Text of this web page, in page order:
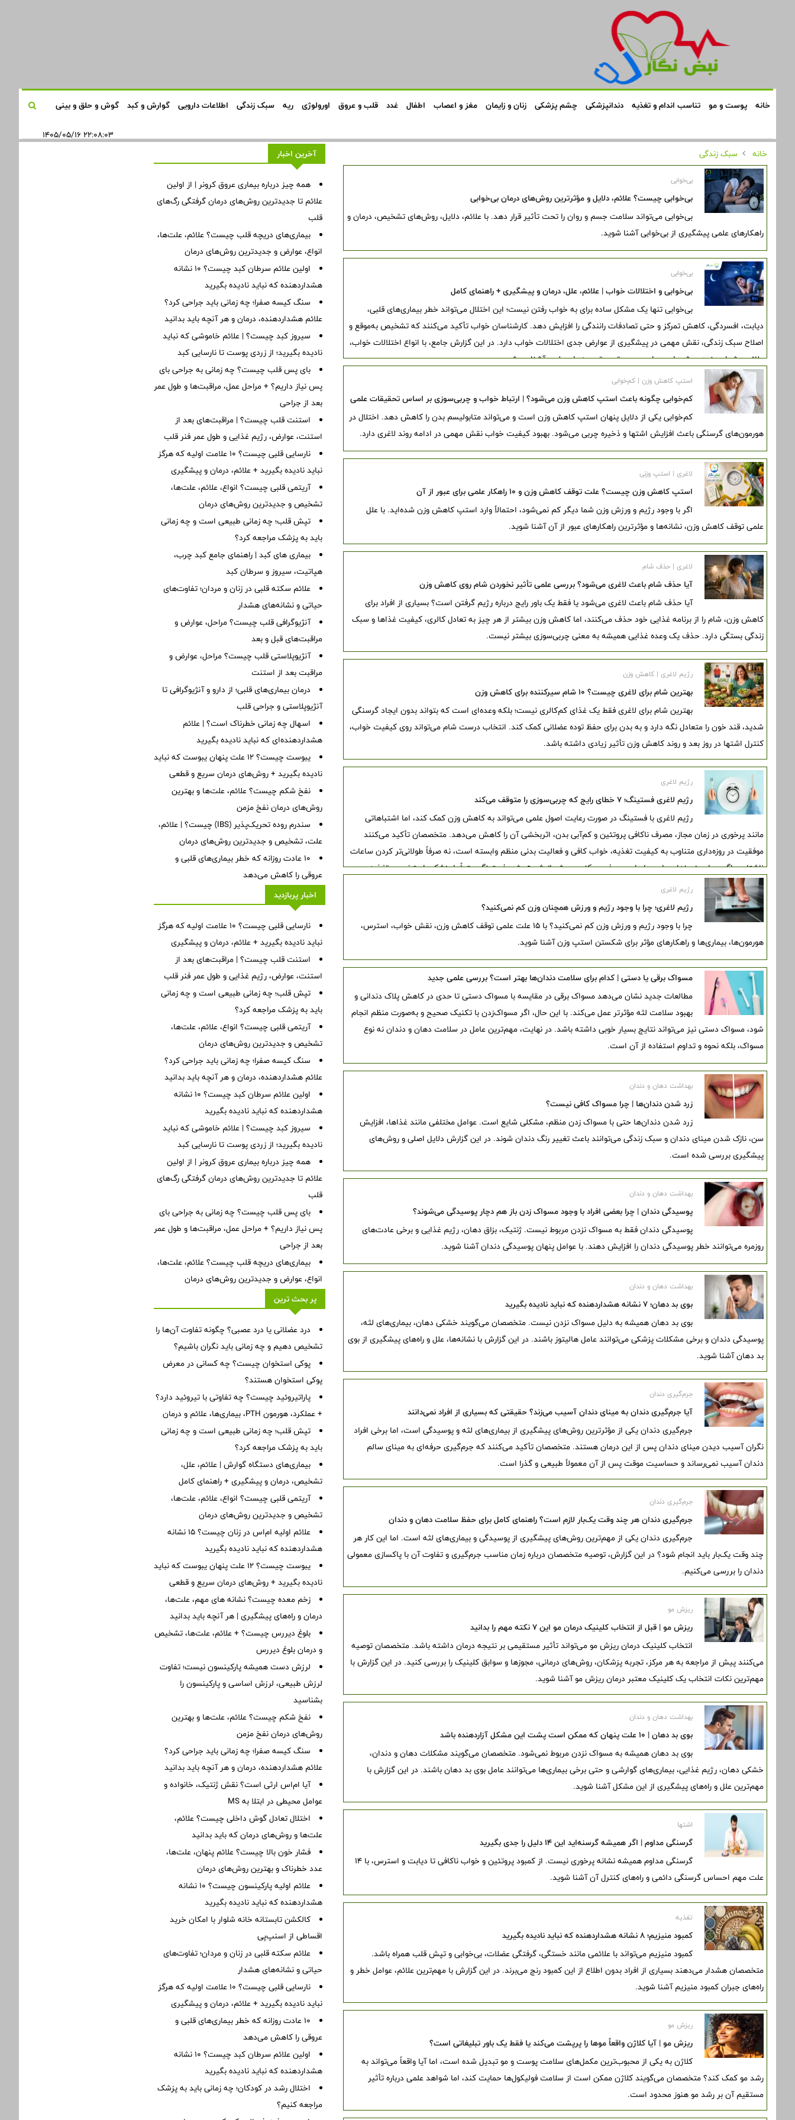
خانه پوست و مو تناسب اندام و تغذیه دندانپزشکی چشم پزشکی زنان و زایمان مغز و اعصاب اطفال غدد قلب و عروق اورولوژی ریه سبک زندگی اطلاعات دارویی گوارش و کبد گوش و حلق و بینی
۲۲:۰۸:۰۳ ۱۴۰۵/۰۵/۱۶
خانه
سبک زندگی
بی‌خوابی
بی‌خوابی چیست؟ علائم، دلایل و مؤثرترین روش‌های درمان بی‌خوابی
بی‌خوابی می‌تواند سلامت جسم و روان را تحت تأثیر قرار دهد. با علائم، دلایل، روش‌های تشخیص، درمان و
راهکارهای علمی پیشگیری از بی‌خوابی آشنا شوید.
بی‌خوابی
بی‌خوابی و اختلالات خواب | علائم، علل، درمان و پیشگیری + راهنمای کامل
بی‌خوابی تنها یک مشکل ساده برای به خواب رفتن نیست؛ این اختلال می‌تواند خطر بیماری‌های قلبی،
دیابت، افسردگی، کاهش تمرکز و حتی تصادفات رانندگی را افزایش دهد. کارشناسان خواب تأکید می‌کنند که تشخیص به‌موقع و
اصلاح سبک زندگی، نقش مهمی در پیشگیری از عوارض جدی اختلالات خواب دارد. در این گزارش جامع، با انواع اختلالات خواب،
علائم هشداردهنده، روش‌های درمان و جدیدترین توصیه‌های علمی آشنا می‌شوید.
استپ کاهش وزن | کم‌خوابی
کم‌خوابی چگونه باعث استپ کاهش وزن می‌شود؟ | ارتباط خواب و چربی‌سوزی بر اساس تحقیقات علمی
کم‌خوابی یکی از دلایل پنهان استپ کاهش وزن است و می‌تواند متابولیسم بدن را کاهش دهد. اختلال در
هورمون‌های گرسنگی باعث افزایش اشتها و ذخیره چربی می‌شود. بهبود کیفیت خواب نقش مهمی در ادامه روند لاغری دارد.
لاغری | استپ وزنی
استپ کاهش وزن چیست؟ علت توقف کاهش وزن و ۱۰ راهکار علمی برای عبور از آن
اگر با وجود رژیم و ورزش وزن شما دیگر کم نمی‌شود، احتمالاً وارد استپ کاهش وزن شده‌اید. با علل
علمی توقف کاهش وزن، نشانه‌ها و مؤثرترین راهکارهای عبور از آن آشنا شوید.
لاغری | حذف شام
آیا حذف شام باعث لاغری می‌شود؟ بررسی علمی تأثیر نخوردن شام روی کاهش وزن
آیا حذف شام باعث لاغری می‌شود یا فقط یک باور رایج درباره رژیم گرفتن است؟ بسیاری از افراد برای
کاهش وزن، شام را از برنامه غذایی خود حذف می‌کنند، اما کاهش وزن بیشتر از هر چیز به تعادل کالری، کیفیت غذاها و سبک
زندگی بستگی دارد. حذف یک وعده غذایی همیشه به معنی چربی‌سوزی بیشتر نیست.
رژیم لاغری | کاهش وزن
بهترین شام برای لاغری چیست؟ ۱۰ شام سیرکننده برای کاهش وزن
بهترین شام برای لاغری فقط یک غذای کم‌کالری نیست؛ بلکه وعده‌ای است که بتواند بدون ایجاد گرسنگی
شدید، قند خون را متعادل نگه دارد و به بدن برای حفظ توده عضلانی کمک کند. انتخاب درست شام می‌تواند روی کیفیت خواب،
کنترل اشتها در روز بعد و روند کاهش وزن تأثیر زیادی داشته باشد.
رژیم لاغری
رژیم لاغری فستینگ؛ ۷ خطای رایج که چربی‌سوزی را متوقف می‌کند
رژیم لاغری با فستینگ در صورت رعایت اصول علمی می‌تواند به کاهش وزن کمک کند، اما اشتباهاتی
مانند پرخوری در زمان مجاز، مصرف ناکافی پروتئین و کم‌آبی بدن، اثربخشی آن را کاهش می‌دهد. متخصصان تأکید می‌کنند
موفقیت در روزه‌داری متناوب به کیفیت تغذیه، خواب کافی و فعالیت بدنی منظم وابسته است، نه صرفاً طولانی‌تر کردن ساعات
ناشتایی. اگر بیماری زمینه‌ای دارید یا دارو مصرف می‌کنید، پیش از شروع رژیم فستینگ حتماً با پزشک یا متخصص تغذیه
مشورت کنید.
رژیم لاغری
رژیم لاغری؛ چرا با وجود رژیم و ورزش همچنان وزن کم نمی‌کنید؟
چرا با وجود رژیم و ورزش وزن کم نمی‌کنید؟ با ۱۵ علت علمی توقف کاهش وزن، نقش خواب، استرس،
هورمون‌ها، بیماری‌ها و راهکارهای مؤثر برای شکستن استپ وزن آشنا شوید.
مسواک برقی یا دستی | کدام برای سلامت دندان‌ها بهتر است؟ بررسی علمی جدید
مطالعات جدید نشان می‌دهد مسواک برقی در مقایسه با مسواک دستی تا حدی در کاهش پلاک دندانی و
بهبود سلامت لثه مؤثرتر عمل می‌کند. با این حال، اگر مسواک‌زدن با تکنیک صحیح و به‌صورت منظم انجام
شود، مسواک دستی نیز می‌تواند نتایج بسیار خوبی داشته باشد. در نهایت، مهم‌ترین عامل در سلامت دهان و دندان نه نوع
مسواک، بلکه نحوه و تداوم استفاده از آن است.
بهداشت دهان و دندان
زرد شدن دندان‌ها | چرا مسواک کافی نیست؟
زرد شدن دندان‌ها حتی با مسواک زدن منظم، مشکلی شایع است. عوامل مختلفی مانند غذاها، افزایش
سن، نازک شدن مینای دندان و سبک زندگی می‌توانند باعث تغییر رنگ دندان شوند. در این گزارش دلایل اصلی و روش‌های
پیشگیری بررسی شده است.
بهداشت دهان و دندان
پوسیدگی دندان | چرا بعضی افراد با وجود مسواک زدن باز هم دچار پوسیدگی می‌شوند؟
پوسیدگی دندان فقط به مسواک نزدن مربوط نیست. ژنتیک، بزاق دهان، رژیم غذایی و برخی عادت‌های
روزمره می‌توانند خطر پوسیدگی دندان را افزایش دهند. با عوامل پنهان پوسیدگی دندان آشنا شوید.
بهداشت دهان و دندان
بوی بد دهان؛ ۷ نشانه هشداردهنده که نباید نادیده بگیرید
بوی بد دهان همیشه به دلیل مسواک نزدن نیست. متخصصان می‌گویند خشکی دهان، بیماری‌های لثه،
پوسیدگی دندان و برخی مشکلات پزشکی می‌توانند عامل هالیتوز باشند. در این گزارش با نشانه‌ها، علل و راه‌های پیشگیری از بوی
بد دهان آشنا شوید.
جرم‌گیری دندان
آیا جرم‌گیری دندان به مینای دندان آسیب می‌زند؟ حقیقتی که بسیاری از افراد نمی‌دانند
جرم‌گیری دندان یکی از مؤثرترین روش‌های پیشگیری از بیماری‌های لثه و پوسیدگی است، اما برخی افراد
نگران آسیب دیدن مینای دندان پس از این درمان هستند. متخصصان تأکید می‌کنند که جرم‌گیری حرفه‌ای به مینای سالم
دندان آسیب نمی‌رساند و حساسیت موقت پس از آن معمولاً طبیعی و گذرا است.
جرم‌گیری دندان
جرم‌گیری دندان هر چند وقت یک‌بار لازم است؟ راهنمای کامل برای حفظ سلامت دهان و دندان
جرم‌گیری دندان یکی از مهم‌ترین روش‌های پیشگیری از پوسیدگی و بیماری‌های لثه است. اما این کار هر
چند وقت یک‌بار باید انجام شود؟ در این گزارش، توصیه متخصصان درباره زمان مناسب جرم‌گیری و تفاوت آن با پاکسازی معمولی
دندان را بررسی می‌کنیم.
ریزش مو
ریزش مو | قبل از انتخاب کلینیک درمان مو این ۷ نکته مهم را بدانید
انتخاب کلینیک درمان ریزش مو می‌تواند تأثیر مستقیمی بر نتیجه درمان داشته باشد. متخصصان توصیه
می‌کنند پیش از مراجعه به هر مرکز، تجربه پزشکان، روش‌های درمانی، مجوزها و سوابق کلینیک را بررسی کنید. در این گزارش با
مهم‌ترین نکات انتخاب یک کلینیک معتبر درمان ریزش مو آشنا شوید.
بهداشت دهان و دندان
بوی بد دهان | ۱۰ علت پنهان که ممکن است پشت این مشکل آزاردهنده باشد
بوی بد دهان همیشه به مسواک نزدن مربوط نمی‌شود. متخصصان می‌گویند مشکلات دهان و دندان،
خشکی دهان، رژیم غذایی، بیماری‌های گوارشی و حتی برخی بیماری‌ها می‌توانند عامل بوی بد دهان باشند. در این گزارش با
مهم‌ترین علل و راه‌های پیشگیری از این مشکل آشنا شوید.
اشتها
گرسنگی مداوم | اگر همیشه گرسنه‌اید این ۱۴ دلیل را جدی بگیرید
گرسنگی مداوم همیشه نشانه پرخوری نیست. از کمبود پروتئین و خواب ناکافی تا دیابت و استرس، با ۱۴
علت مهم احساس گرسنگی دائمی و راه‌های کنترل آن آشنا شوید.
تغذیه
کمبود منیزیم؛ ۸ نشانه هشداردهنده که نباید نادیده بگیرید
کمبود منیزیم می‌تواند با علائمی مانند خستگی، گرفتگی عضلات، بی‌خوابی و تپش قلب همراه باشد.
متخصصان هشدار می‌دهند بسیاری از افراد بدون اطلاع از این کمبود رنج می‌برند. در این گزارش با مهم‌ترین علائم، عوامل خطر و
راه‌های جبران کمبود منیزیم آشنا شوید.
ریزش مو
ریزش مو | آیا کلاژن واقعاً موها را پرپشت می‌کند یا فقط یک باور تبلیغاتی است؟
کلاژن به یکی از محبوب‌ترین مکمل‌های سلامت پوست و مو تبدیل شده است، اما آیا واقعاً می‌تواند به
رشد مو کمک کند؟ متخصصان می‌گویند کلاژن ممکن است از سلامت فولیکول‌ها حمایت کند، اما شواهد علمی درباره تأثیر
مستقیم آن بر رشد مو هنوز محدود است.
آخرین اخبار
همه چیز درباره بیماری عروق کرونر | از اولین
علائم تا جدیدترین روش‌های درمان گرفتگی رگ‌های
قلب
بیماری‌های دریچه قلب چیست؟ علائم، علت‌ها،
انواع، عوارض و جدیدترین روش‌های درمان
اولین علائم سرطان کبد چیست؟ ۱۰ نشانه
هشداردهنده که نباید نادیده بگیرید
سنگ کیسه صفرا؛ چه زمانی باید جراحی کرد؟
علائم هشداردهنده، درمان و هر آنچه باید بدانید
سیروز کبد چیست؟ | علائم خاموشی که نباید
نادیده بگیرید؛ از زردی پوست تا نارسایی کبد
بای پس قلب چیست؟ چه زمانی به جراحی بای
پس نیاز داریم؟ + مراحل عمل، مراقبت‌ها و طول عمر
بعد از جراحی
استنت قلب چیست؟ | مراقبت‌های بعد از
استنت، عوارض، رژیم غذایی و طول عمر فنر قلب
نارسایی قلبی چیست؟ ۱۰ علامت اولیه که هرگز
نباید نادیده بگیرید + علائم، درمان و پیشگیری
آریتمی قلبی چیست؟ انواع، علائم، علت‌ها،
تشخیص و جدیدترین روش‌های درمان
تپش قلب؛ چه زمانی طبیعی است و چه زمانی
باید به پزشک مراجعه کرد؟
بیماری های کبد | راهنمای جامع کبد چرب،
هپاتیت، سیروز و سرطان کبد
علائم سکته قلبی در زنان و مردان؛ تفاوت‌های
حیاتی و نشانه‌های هشدار
آنژیوگرافی قلب چیست؟ مراحل، عوارض و
مراقبت‌های قبل و بعد
آنژیوپلاستی قلب چیست؟ مراحل، عوارض و
مراقبت بعد از استنت
درمان بیماری‌های قلبی؛ از دارو و آنژیوگرافی تا
آنژیوپلاستی و جراحی قلب
اسهال چه زمانی خطرناک است؟ | علائم
هشداردهنده‌ای که نباید نادیده بگیرید
یبوست چیست؟ ۱۲ علت پنهان یبوست که نباید
نادیده بگیرید + روش‌های درمان سریع و قطعی
نفخ شکم چیست؟ علائم، علت‌ها و بهترین
روش‌های درمان نفخ مزمن
سندرم روده تحریک‌پذیر (IBS) چیست؟ | علائم،
علت، تشخیص و جدیدترین روش‌های درمان
۱۰ عادت روزانه که خطر بیماری‌های قلبی و
عروقی را کاهش می‌دهد
اخبار پربازدید
نارسایی قلبی چیست؟ ۱۰ علامت اولیه که هرگز
نباید نادیده بگیرید + علائم، درمان و پیشگیری
استنت قلب چیست؟ | مراقبت‌های بعد از
استنت، عوارض، رژیم غذایی و طول عمر فنر قلب
تپش قلب؛ چه زمانی طبیعی است و چه زمانی
باید به پزشک مراجعه کرد؟
آریتمی قلبی چیست؟ انواع، علائم، علت‌ها،
تشخیص و جدیدترین روش‌های درمان
سنگ کیسه صفرا؛ چه زمانی باید جراحی کرد؟
علائم هشداردهنده، درمان و هر آنچه باید بدانید
اولین علائم سرطان کبد چیست؟ ۱۰ نشانه
هشداردهنده که نباید نادیده بگیرید
سیروز کبد چیست؟ | علائم خاموشی که نباید
نادیده بگیرید؛ از زردی پوست تا نارسایی کبد
همه چیز درباره بیماری عروق کرونر | از اولین
علائم تا جدیدترین روش‌های درمان گرفتگی رگ‌های
قلب
بای پس قلب چیست؟ چه زمانی به جراحی بای
پس نیاز داریم؟ + مراحل عمل، مراقبت‌ها و طول عمر
بعد از جراحی
بیماری‌های دریچه قلب چیست؟ علائم، علت‌ها،
انواع، عوارض و جدیدترین روش‌های درمان
پر بحث ترین
درد عضلانی یا درد عصبی؟ چگونه تفاوت آن‌ها را
تشخیص دهیم و چه زمانی باید نگران باشیم؟
پوکی استخوان چیست؟ چه کسانی در معرض
پوکی استخوان هستند؟
پاراتیروئید چیست؟ چه تفاوتی با تیروئید دارد؟
+ عملکرد، هورمون PTH، بیماری‌ها، علائم و درمان
تپش قلب؛ چه زمانی طبیعی است و چه زمانی
باید به پزشک مراجعه کرد؟
بیماری‌های دستگاه گوارش | علائم، علل،
تشخیص، درمان و پیشگیری + راهنمای کامل
آریتمی قلبی چیست؟ انواع، علائم، علت‌ها،
تشخیص و جدیدترین روش‌های درمان
علائم اولیه ام‌اس در زنان چیست؟ ۱۵ نشانه
هشداردهنده که نباید نادیده بگیرید
یبوست چیست؟ ۱۲ علت پنهان یبوست که نباید
نادیده بگیرید + روش‌های درمان سریع و قطعی
زخم معده چیست؟ نشانه های مهم، علت‌ها،
درمان و راه‌های پیشگیری | هر آنچه باید بدانید
بلوغ دیررس چیست؟ + علائم، علت‌ها، تشخیص
و درمان بلوغ دیررس
لرزش دست همیشه پارکینسون نیست؛ تفاوت
لرزش طبیعی، لرزش اساسی و پارکینسون را
بشناسید
نفخ شکم چیست؟ علائم، علت‌ها و بهترین
روش‌های درمان نفخ مزمن
سنگ کیسه صفرا؛ چه زمانی باید جراحی کرد؟
علائم هشداردهنده، درمان و هر آنچه باید بدانید
آیا ام‌اس ارثی است؟ نقش ژنتیک، خانواده و
عوامل محیطی در ابتلا به MS
اختلال تعادل گوش داخلی چیست؟ علائم،
علت‌ها و روش‌های درمان که باید بدانید
فشار خون بالا چیست؟ علائم پنهان، علت‌ها،
عدد خطرناک و بهترین روش‌های درمان
علائم اولیه پارکینسون چیست؟ ۱۰ نشانه
هشداردهنده که نباید نادیده بگیرید
کالکشن تابستانه خانه شلوار با امکان خرید
اقساطی از اسنپ‌پی
علائم سکته قلبی در زنان و مردان؛ تفاوت‌های
حیاتی و نشانه‌های هشدار
نارسایی قلبی چیست؟ ۱۰ علامت اولیه که هرگز
نباید نادیده بگیرید + علائم، درمان و پیشگیری
۱۰ عادت روزانه که خطر بیماری‌های قلبی و
عروقی را کاهش می‌دهد
اولین علائم سرطان کبد چیست؟ ۱۰ نشانه
هشداردهنده که نباید نادیده بگیرید
اختلال رشد در کودکان؛ چه زمانی باید به پزشک
مراجعه کنیم؟